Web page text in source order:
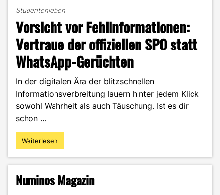
Studentenleben
Vorsicht vor Fehlinformationen:
Vertraue der offiziellen SPO statt
WhatsApp-Gerüchten
In der digitalen Ära der blitzschnellen
Informationsverbreitung lauern hinter jedem Klick
sowohl Wahrheit als auch Täuschung. Ist es dir
schon …
"Vorsicht
vor
der
Weiterlesen
Numinos Magazin